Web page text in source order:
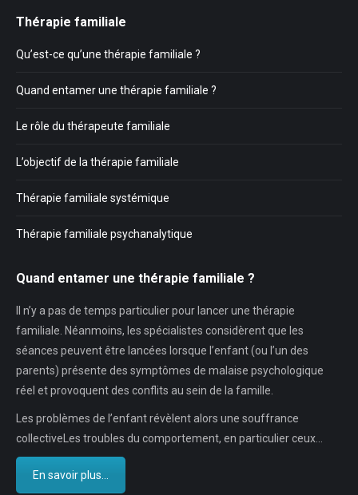
Thérapie familiale
Qu’est-ce qu’une thérapie familiale ?
Quand entamer une thérapie familiale ?
Le rôle du thérapeute familiale
L’objectif de la thérapie familiale
Thérapie familiale systémique
Thérapie familiale psychanalytique
Quand entamer une thérapie familiale ?
Il n’y a pas de temps particulier pour lancer une thérapie
familiale. Néanmoins, les spécialistes considèrent que les
séances peuvent être lancées lorsque l’enfant (ou l’un des
parents) présente des symptômes de malaise psychologique
réel et provoquent des conflits au sein de la famille.
Les problèmes de l’enfant révèlent alors une souffrance
collectiveLes troubles du comportement, en particulier ceux…
En savoir plus...